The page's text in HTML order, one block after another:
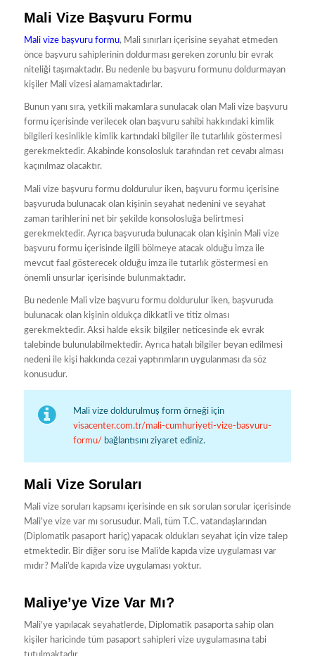
Mali Vize Başvuru Formu
Mali vize başvuru formu, Mali sınırları içerisine seyahat etmeden
önce başvuru sahiplerinin doldurması gereken zorunlu bir evrak
niteliği taşımaktadır. Bu nedenle bu başvuru formunu doldurmayan
kişiler Mali vizesi alamamaktadırlar.
Bunun yanı sıra, yetkili makamlara sunulacak olan Mali vize başvuru
formu içerisinde verilecek olan başvuru sahibi hakkındaki kimlik
bilgileri kesinlikle kimlik kartındaki bilgiler ile tutarlılık göstermesi
gerekmektedir. Akabinde konsolosluk tarafından ret cevabı alması
kaçınılmaz olacaktır.
Mali vize başvuru formu doldurulur iken, başvuru formu içerisine
başvuruda bulunacak olan kişinin seyahat nedenini ve seyahat
zaman tarihlerini net bir şekilde konsolosluğa belirtmesi
gerekmektedir. Ayrıca başvuruda bulunacak olan kişinin Mali vize
başvuru formu içerisinde ilgili bölmeye atacak olduğu imza ile
mevcut faal gösterecek olduğu imza ile tutarlık göstermesi en
önemli unsurlar içerisinde bulunmaktadır.
Bu nedenle Mali vize başvuru formu doldurulur iken, başvuruda
bulunacak olan kişinin oldukça dikkatli ve titiz olması
gerekmektedir. Aksi halde eksik bilgiler neticesinde ek evrak
talebinde bulunulabilmektedir. Ayrıca hatalı bilgiler beyan edilmesi
nedeni ile kişi hakkında cezai yaptırımların uygulanması da söz
konusudur.
Mali vize doldurulmuş form örneği için
visacenter.com.tr/mali-cumhuriyeti-vize-basvuru-
formu/ bağlantısını ziyaret ediniz.
Mali Vize Soruları
Mali vize soruları kapsamı içerisinde en sık sorulan sorular içerisinde
Mali’ye vize var mı sorusudur. Mali, tüm T.C. vatandaşlarından
(Diplomatik pasaport hariç) yapacak oldukları seyahat için vize talep
etmektedir. Bir diğer soru ise Mali’de kapıda vize uygulaması var
mıdır? Mali’de kapıda vize uygulaması yoktur.
Maliye’ye Vize Var Mı?
Mali’ye yapılacak seyahatlerde, Diplomatik pasaporta sahip olan
kişiler haricinde tüm pasaport sahipleri vize uygulamasına tabi